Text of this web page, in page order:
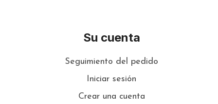
Su cuenta
Seguimiento del pedido
Iniciar sesión
Crear una cuenta